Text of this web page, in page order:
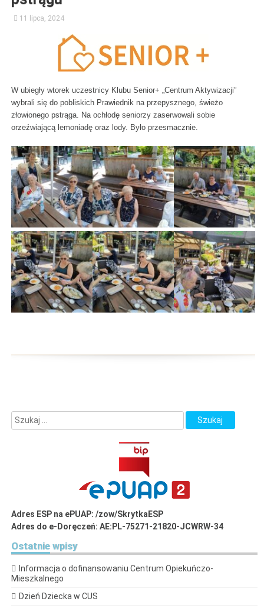
11 lipca, 2024
W ubiegły wtorek uczestnicy Klubu Senior+ „Centrum Aktywizacji”
wybrali się do pobliskich Prawiednik na przepysznego, świeżo
złowionego pstrąga. Na ochłodę seniorzy zaserwowali sobie
orzeźwiającą lemoniadę oraz lody. Było przesmacznie.
Adres ESP na ePUAP: /zow/SkrytkaESP
Adres do e-Doręczeń: AE:PL-75271-21820-JCWRW-34
Ostatnie wpisy
Informacja o dofinansowaniu Centrum Opiekuńczo-
Mieszkalnego
Dzień Dziecka w CUS